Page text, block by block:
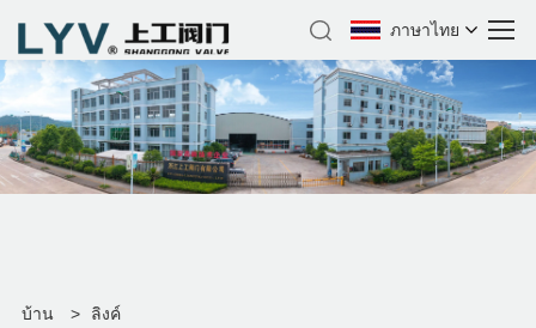
ภาษาไทย
บ้าน > ลิงค์